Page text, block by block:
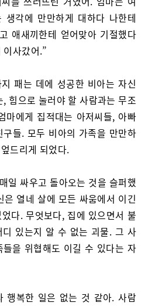
생각에 만만하게 대하다 나한테
애새끼한테 얻어맞아 기절했다
사갔어.”
패는 데에 성공한 비아는 자신
힘으로 눌러야 할 사람과는 무조
마에게 집적대는 아저씨들, 아빠
들. 모두 비아의 가족을 만만하
드리게 되었다.
일 싸우고 돌아오는 것을 슬퍼했
열네 살에 모든 싸움에서 이긴
다. 무엇보다, 집에 있으면서 불
있는지 알 수 없는 괴물. 그 사
을 위협해도 이길 수 있다는 자
행복한 일은 없는 것 같아. 사람